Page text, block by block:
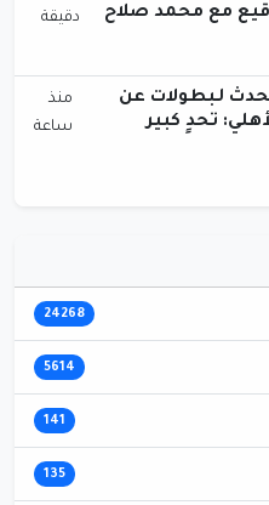
مع محمد صلاح
دقيقة
لـبطولات عن
تحدٍ كبير
منذ
ساعة
24268
5614
141
135